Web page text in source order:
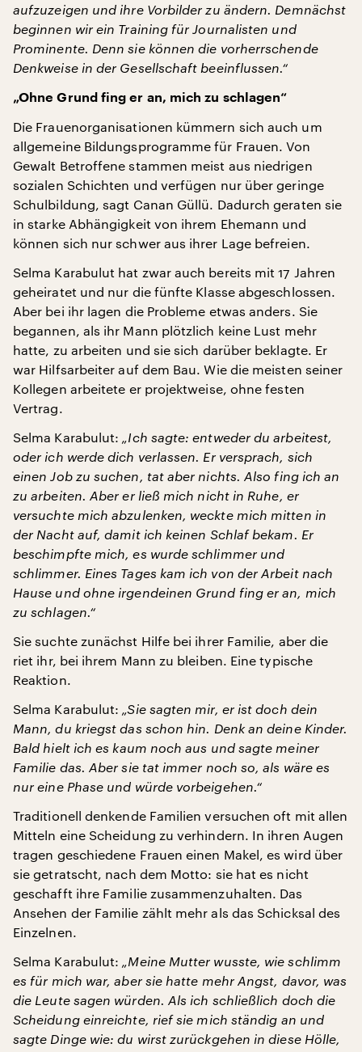
aufzuzeigen und ihre Vorbilder zu ändern. Demnächst
beginnen wir ein Training für Journalisten und
Prominente. Denn sie können die vorherrschende
Denkweise in der Gesellschaft beeinflussen.“
„Ohne Grund fing er an, mich zu schlagen“
Die Frauenorganisationen kümmern sich auch um
allgemeine Bildungsprogramme für Frauen. Von
Gewalt Betroffene stammen meist aus niedrigen
sozialen Schichten und verfügen nur über geringe
Schulbildung, sagt Canan Güllü. Dadurch geraten sie
in starke Abhängigkeit von ihrem Ehemann und
können sich nur schwer aus ihrer Lage befreien.
Selma Karabulut hat zwar auch bereits mit 17 Jahren
geheiratet und nur die fünfte Klasse abgeschlossen.
Aber bei ihr lagen die Probleme etwas anders. Sie
begannen, als ihr Mann plötzlich keine Lust mehr
hatte, zu arbeiten und sie sich darüber beklagte. Er
war Hilfsarbeiter auf dem Bau. Wie die meisten seiner
Kollegen arbeitete er projektweise, ohne festen
Vertrag.
Selma Karabulut: „Ich sagte: entweder du arbeitest,
oder ich werde dich verlassen. Er versprach, sich
einen Job zu suchen, tat aber nichts. Also fing ich an
zu arbeiten. Aber er ließ mich nicht in Ruhe, er
versuchte mich abzulenken, weckte mich mitten in
der Nacht auf, damit ich keinen Schlaf bekam. Er
beschimpfte mich, es wurde schlimmer und
schlimmer. Eines Tages kam ich von der Arbeit nach
Hause und ohne irgendeinen Grund fing er an, mich
zu schlagen.“
Sie suchte zunächst Hilfe bei ihrer Familie, aber die
riet ihr, bei ihrem Mann zu bleiben. Eine typische
Reaktion.
Selma Karabulut: „Sie sagten mir, er ist doch dein
Mann, du kriegst das schon hin. Denk an deine Kinder.
Bald hielt ich es kaum noch aus und sagte meiner
Familie das. Aber sie tat immer noch so, als wäre es
nur eine Phase und würde vorbeigehen.“
Traditionell denkende Familien versuchen oft mit allen
Mitteln eine Scheidung zu verhindern. In ihren Augen
tragen geschiedene Frauen einen Makel, es wird über
sie getratscht, nach dem Motto: sie hat es nicht
geschafft ihre Familie zusammenzuhalten. Das
Ansehen der Familie zählt mehr als das Schicksal des
Einzelnen.
Selma Karabulut: „Meine Mutter wusste, wie schlimm
es für mich war, aber sie hatte mehr Angst, davor, was
die Leute sagen würden. Als ich schließlich doch die
Scheidung einreichte, rief sie mich ständig an und
sagte Dinge wie: du wirst zurückgehen in diese Hölle,